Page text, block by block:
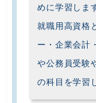
めに学習しま
就職用高資格
ー・企業会計
や公務員受験
の科目を学習